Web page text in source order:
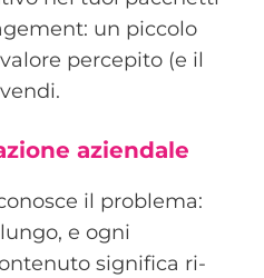
un piccolo
percepito (e il
aziendale
il problema:
e ogni
significa ri-